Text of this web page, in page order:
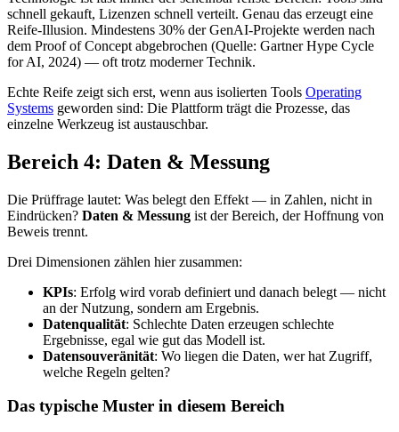
schnell gekauft, Lizenzen schnell verteilt. Genau das erzeugt eine
Reife-Illusion. Mindestens 30% der GenAI-Projekte werden nach
dem Proof of Concept abgebrochen (Quelle: Gartner Hype Cycle
for AI, 2024) — oft trotz moderner Technik.
Echte Reife zeigt sich erst, wenn aus isolierten Tools Operating
Systems geworden sind: Die Plattform trägt die Prozesse, das
einzelne Werkzeug ist austauschbar.
Bereich 4: Daten & Messung
Die Prüffrage lautet: Was belegt den Effekt — in Zahlen, nicht in
Eindrücken? Daten & Messung ist der Bereich, der Hoffnung von
Beweis trennt.
Drei Dimensionen zählen hier zusammen:
KPIs: Erfolg wird vorab definiert und danach belegt — nicht
an der Nutzung, sondern am Ergebnis.
Datenqualität: Schlechte Daten erzeugen schlechte
Ergebnisse, egal wie gut das Modell ist.
Datensouveränität: Wo liegen die Daten, wer hat Zugriff,
welche Regeln gelten?
Das typische Muster in diesem Bereich